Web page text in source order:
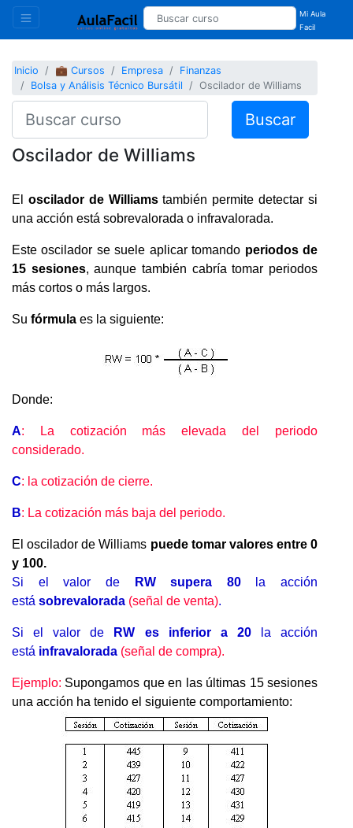
Mi Aula
Facil
Inicio 💼 Cursos Empresa
Finanzas
Bolsa y Análisis Técnico Bursátil
Oscilador de Williams
Buscar
Oscilador de Williams
El oscilador de Williamstambién permite detectar si
una acción está sobrevalorada o infravalorada.
Este oscilador se suele aplicar tomando periodos de
15 sesiones, aunque también cabría tomar periodos
más cortos o más largos.
Su fórmula es la siguiente:
Donde:
A: La cotización más elevada del periodo
considerado.
C: la cotización de cierre.
B: La cotización más baja del periodo.
El oscilador de Williams puede tomar valores entre 0
y 100.
Si el valor deRW supera 80
la acción
está sobrevalorada (señal de venta).
Si el valor de RW es inferior a 20
la acción
está infravalorada (señal de compra).
Ejemplo: Supongamos que en las últimas 15 sesiones
una acción ha tenido el siguiente comportamiento: